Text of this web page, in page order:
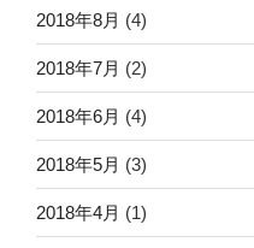
2018年8月 (4)
2018年7月 (2)
2018年6月 (4)
2018年5月 (3)
2018年4月 (1)